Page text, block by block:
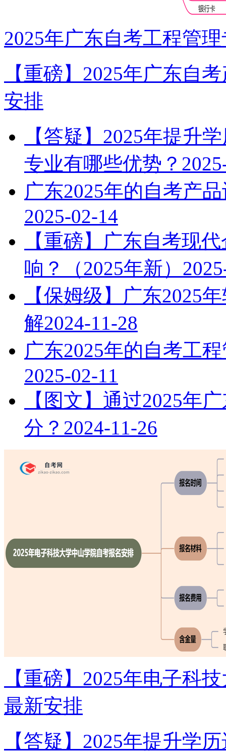
2025年广东自考工程管
【重磅】2025年广东自
安排
【答疑】2025年提升
专业有哪些优势？
广东2025年的自考产
2025-02-14
【重磅】广东自考现
响？（2025年新）
【保姆级】广东2025
解2024-11-28
广东2025年的自考工
2025-02-11
【图文】通过2025年
分？ 2024-11-26
【重磅】2025年电子科
最新安排
【答疑】2025年提升学